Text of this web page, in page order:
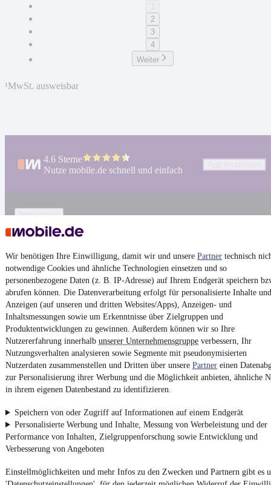
Wir benötigen Ihre Einwilligung, damit wir und unsere Partner technisch
notwendige Cookies und ähnliche Technologien einsetzen und so
personenbezogene Daten (z. B. IP-Adresse) auf Ihrem Endgerät speichern
abrufen können. Die Datenverarbeitung erfolgt für personalisierte Inhalte und
Anzeigen (auf unseren und dritten Websites/Apps), Anzeigen- und
Inhaltsmessungen sowie um Erkenntnisse über Zielgruppen und
Produktentwicklungen zu gewinnen. Außerdem können wir so Ihre
Nutzererfahrung innerhalb unserer Unternehmensgruppe verbessern, Ihr
Nutzungsverhalten analysieren sowie Segmente mit pseudonymisierten
Nutzerdaten zusammenstellen und Dritten über unsere Partner einen
zur Personalisierung ihrer Werbung und die Möglichkeit anbieten, ähnliche
in ihrem eigenen Datenbestand zu identifizieren.
Speichern von oder Zugriff auf Informationen auf einem Endgerät
Personalisierte Werbung und Inhalte, Messung von Werbeleistung und der
Performance von Inhalten, Zielgruppenforschung sowie Entwicklung und
Verbesserung von Angeboten
Einstellmöglichkeiten und mehr Infos zu den Zwecken und Partnern gibt es
2
3
4
Weiter
¹MwSt. ausweisbar
4.6 Sterne
Nutze mobile.de schnell und einfach
Impressum
AGB
Datenschutz
Datenschutzeinstellungen
Erklärung zur Barrierefreiheit
Report Security Vulnerability (English)
Powered by
Von VW GebrauchtwagenüberVolkswagen Leasing